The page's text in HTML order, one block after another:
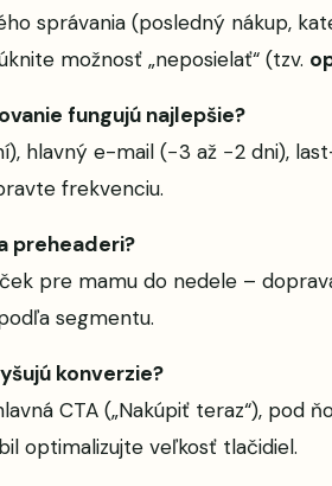
správania (posledný nákup,
možnosť „neposielať“ (tzv.
fungujú najlepšie?
hlavný e-mail (−3 až −2 dni),
frekvenciu.
preheaderi?
pre mamu do nedele –
segmentu.
konverzie?
CTA („Nakúpiť teraz“),
optimalizujte veľkosť tlačidiel.